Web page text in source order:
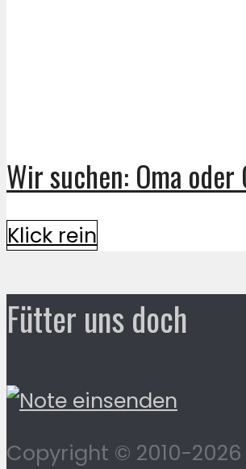
Wir suchen: Oma oder
Klick rein
Fütter uns doch
Copyright © 2010-2026